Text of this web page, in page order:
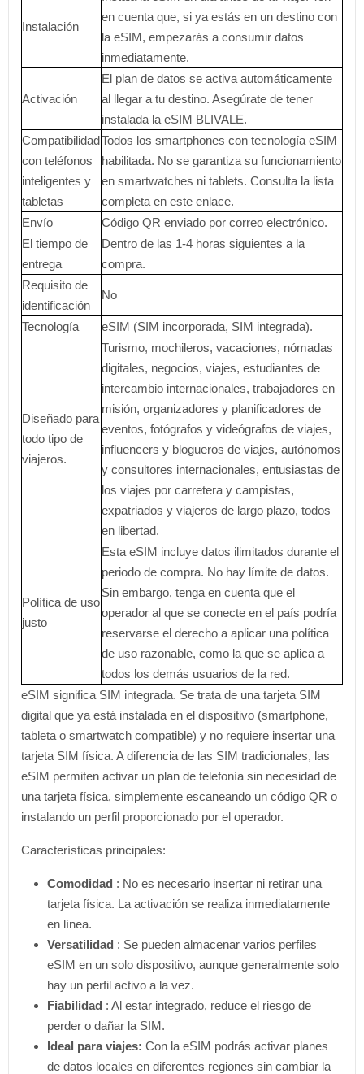
Instalación
en cuenta que, si ya estás en un destino con
la eSIM, empezarás a consumir datos
inmediatamente.
Activación
El plan de datos se activa automáticamente
al llegar a tu destino. Asegúrate de tener
instalada la eSIM BLIVALE.
Compatibilidad
con teléfonos
inteligentes y
tabletas
Todos los smartphones con tecnología eSIM
habilitada. No se garantiza su funcionamiento
en smartwatches ni tablets. Consulta la lista
completa en este enlace.
Envío
Código QR enviado por correo electrónico.
El tiempo de
entrega
Dentro de las 1-4 horas siguientes a la
compra.
Requisito de
identificación
No
Tecnología eSIM (SIM incorporada, SIM integrada).
Diseñado para
todo tipo de
viajeros.
Turismo, mochileros, vacaciones, nómadas
digitales, negocios, viajes, estudiantes de
intercambio internacionales, trabajadores en
misión, organizadores y planificadores de
eventos, fotógrafos y videógrafos de viajes,
influencers y blogueros de viajes, autónomos
y consultores internacionales, entusiastas de
los viajes por carretera y campistas,
expatriados y viajeros de largo plazo, todos
en libertad.
Política de uso
justo
Esta eSIM incluye datos ilimitados durante el
periodo de compra. No hay límite de datos.
Sin embargo, tenga en cuenta que el
operador al que se conecte en el país podría
reservarse el derecho a aplicar una política
de uso razonable, como la que se aplica a
todos los demás usuarios de la red.
eSIM significa SIM integrada. Se trata de una tarjeta SIM
digital que ya está instalada en el dispositivo (smartphone,
tableta o smartwatch compatible) y no requiere insertar una
tarjeta SIM física. A diferencia de las SIM tradicionales, las
eSIM permiten activar un plan de telefonía sin necesidad de
una tarjeta física, simplemente escaneando un código QR o
instalando un perfil proporcionado por el operador.
Características principales:
Comodidad : No es necesario insertar ni retirar una
tarjeta física. La activación se realiza inmediatamente
en línea.
Versatilidad : Se pueden almacenar varios perfiles
eSIM en un solo dispositivo, aunque generalmente solo
hay un perfil activo a la vez.
Fiabilidad : Al estar integrado, reduce el riesgo de
perder o dañar la SIM.
Ideal para viajes: Con la eSIM podrás activar planes
de datos locales en diferentes regiones sin cambiar la